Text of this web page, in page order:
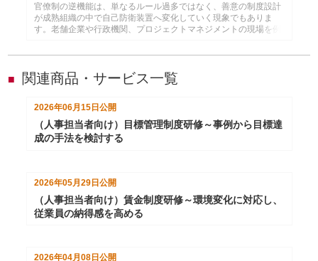
官僚制の逆機能は、単なるルール過多ではなく、善意の制度設計
が成熟組織の中で自己防衛装置へ変化していく現象でもありま
す。老舗企業や行政機関、プロジェクトマネジメントの現場を例
ます。
■ 関連商品・サービス一覧
2026年06月15日 公開
（人事担当者向け）目標管理制度研修～事例から目標達
成の手法を検討する
2026年05月29日公開
（人事担当者向け）賃金制度研修～環境変化に対応し、
従業員の納得感を高める
2026年04月08日公開